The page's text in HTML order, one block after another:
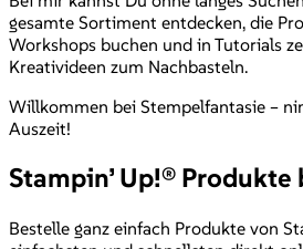
gesamte Sortiment entdecken, die
Workshops buchen und in Tutorials
Kreativideen zum Nachbasteln.
Willkommen bei Stempelfantasie –
Auszeit!
Stampin’ Up!®
Bestelle ganz einfach Produkte von